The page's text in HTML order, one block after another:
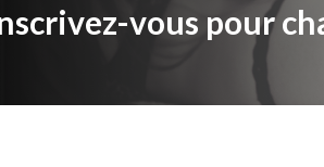
vous pour